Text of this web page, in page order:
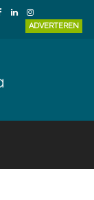
ADVERTEREN